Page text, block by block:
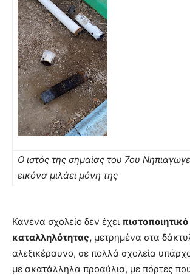
Ο ιστός της σημαίας του 7ου
εικόνα μιλάει μόνη της
Κανένα σχολείο δεν έχει πιστοποιητικό
καταλληλότητας, μετρημένα στα
αλεξικέραυνο, σε πολλά σχολεία
με ακατάλληλα προαύλια, με πόρτες